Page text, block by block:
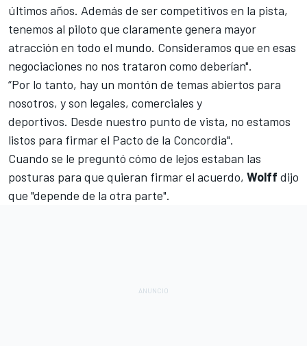
últimos años. Además de ser competitivos en la pista,
tenemos al piloto que claramente genera mayor
atracción en todo el mundo. Consideramos que en esas
negociaciones no nos trataron como deberían".
“Por lo tanto, hay un montón de temas abiertos para
nosotros, y son legales, comerciales y
deportivos. Desde nuestro punto de vista, no estamos
listos para firmar el Pacto de la Concordia".
Cuando se le preguntó cómo de lejos estaban las
posturas para que quieran firmar el acuerdo, Wolff dijo
que "depende de la otra parte".